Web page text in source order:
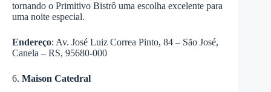
tornando o Primitivo Bistrô uma escolha excelente para
uma noite especial.
Endereço: Av. José Luiz Correa Pinto, 84 – São José,
Canela – RS, 95680-000
6. Maison Catedral